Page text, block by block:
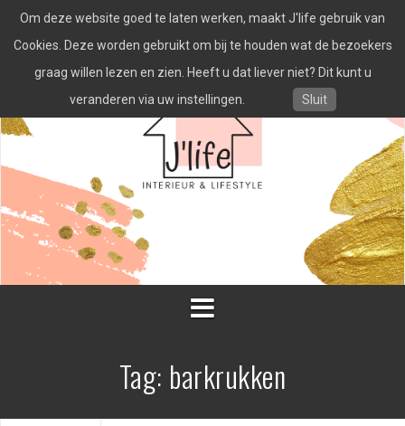
naar
inhoud
Tag: barkrukken
Om deze website goed te laten werken, maakt J'life gebruik van
Cookies. Deze worden gebruikt om bij te houden wat de bezoekers
graag willen lezen en zien. Heeft u dat liever niet? Dit kunt u
veranderen via uw instellingen.
Sluit